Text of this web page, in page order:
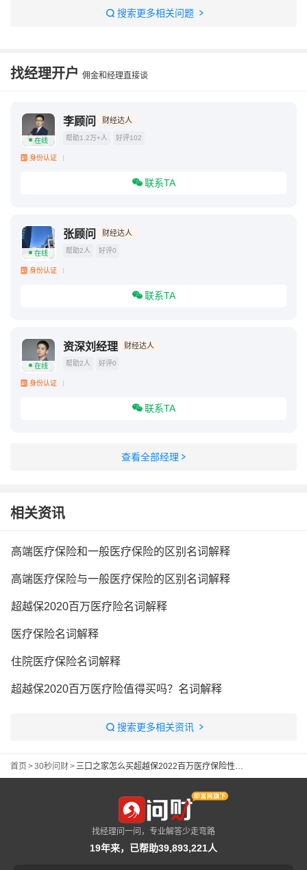
排名第一的百万医疗险
搜索更多相关问题
找经理开户 佣金和经理直接谈
在线
李顾问 财经达人
帮助1.2万+人 好评102
身份认证
联系TA
在线
张顾问 财经达人
帮助2人 好评0
身份认证
联系TA
在线
资深刘经理 财经达人
帮助2人 好评0
身份认证
联系TA
查看全部经理
相关资讯
高端医疗保险和一般医疗保险的区别名词解释
高端医疗保险与一般医疗保险的区别名词解释
超越保2020百万医疗险名词解释
医疗保险名词解释
住院医疗保险名词解释
超越保2020百万医疗险值得买吗？名词解释
搜索更多相关资讯
首页 >30秒问财> 三口之家怎么买超越保2022百万医疗保险性价比最高？
找经理问一问，专业解答少走弯路
19年来，已帮助39,893,221人